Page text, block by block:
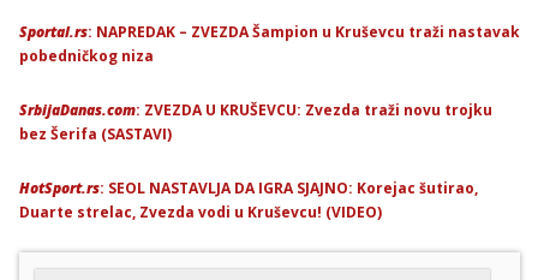
Sportal.rs: NAPREDAK – ZVEZDA Šampion u Kruševcu traži nastavak
pobedničkog niza
SrbijaDanas.com: ZVEZDA U KRUŠEVCU: Zvezda traži novu trojku
bez Šerifa (SASTAVI)
HotSport.rs: SEOL NASTAVLJA DA IGRA SJAJNO: Korejac šutirao,
Duarte strelac, Zvezda vodi u Kruševcu! (VIDEO)